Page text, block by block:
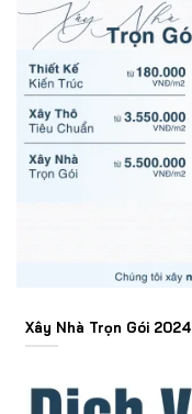
Xây Nhà Trọn Gói